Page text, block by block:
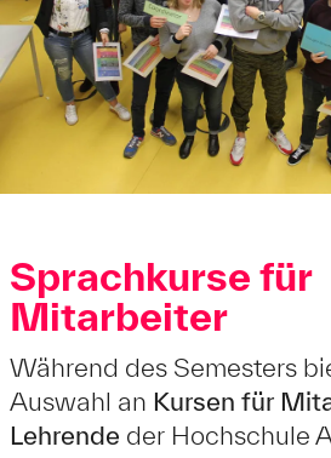
Sprachkurse für
Mitarbeiter
Während des Semesters
Auswahl an Kursen für
Lehrende der Hochschule